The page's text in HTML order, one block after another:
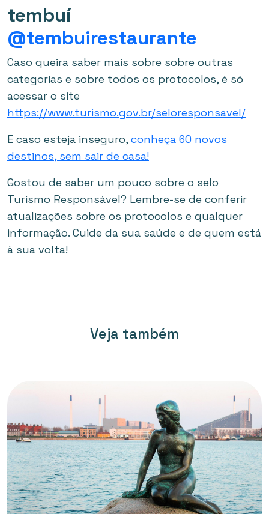
tembuí
@tembuirestaurante
Caso queira saber mais sobre sobre outras
categorias e sobre todos os protocolos, é só
acessar o site
https://www.turismo.gov.br/seloresponsavel/
E caso esteja inseguro,conheça 60 novos
destinos, sem sair de casa!
Gostou de saber um pouco sobre o selo
Turismo Responsável? Lembre-se de conferir
atualizações sobre os protocolos e qualquer
informação. Cuide da sua saúde e de quem está
à sua volta!
Veja também